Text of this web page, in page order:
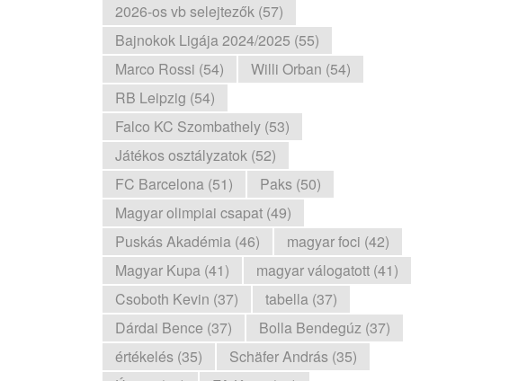
2026-os vb selejtezők (57)
Bajnokok Ligája 2024/2025 (55)
Marco Rossi (54)
Willi Orban (54)
RB Leipzig (54)
Falco KC Szombathely (53)
Játékos osztályzatok (52)
FC Barcelona (51)
Paks (50)
Magyar olimpiai csapat (49)
Puskás Akadémia (46)
magyar foci (42)
Magyar Kupa (41)
magyar válogatott (41)
Csoboth Kevin (37)
tabella (37)
Dárdai Bence (37)
Bolla Bendegúz (37)
értékelés (35)
Schäfer András (35)